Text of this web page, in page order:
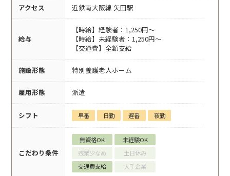
アクセス 近鉄南大阪線 矢田駅
給与
【時給】経験者：1,250円～
【時給】未経験者：1,250円～
【交通費】全額支給
施設形態 特別養護老人ホーム
雇用形態 派遣
シフト 早番 日勤 遅番 夜勤
こだわり条件
無資格OK
未経験OK
残業少なめ
土日休み
交通費支給
大手企業